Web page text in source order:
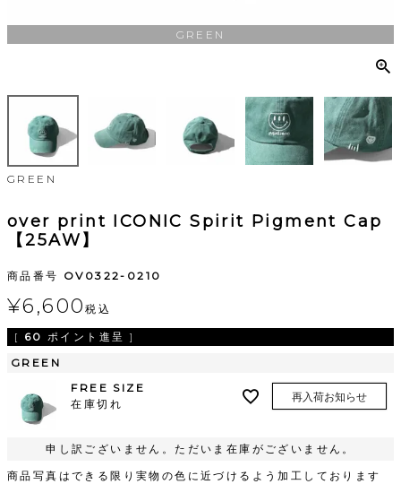
GREEN
GREEN
over print ICONIC Spirit Pigment Cap
【25AW】
商品番号 OV0322-0210
¥6,600税込
[ 60 ポイント進呈 ]
GREEN
FREE SIZE
在庫切れ
再入荷お知らせ
申し訳ございません。ただいま在庫がございません。
商品写真はできる限り実物の色に近づけるよう加工しております